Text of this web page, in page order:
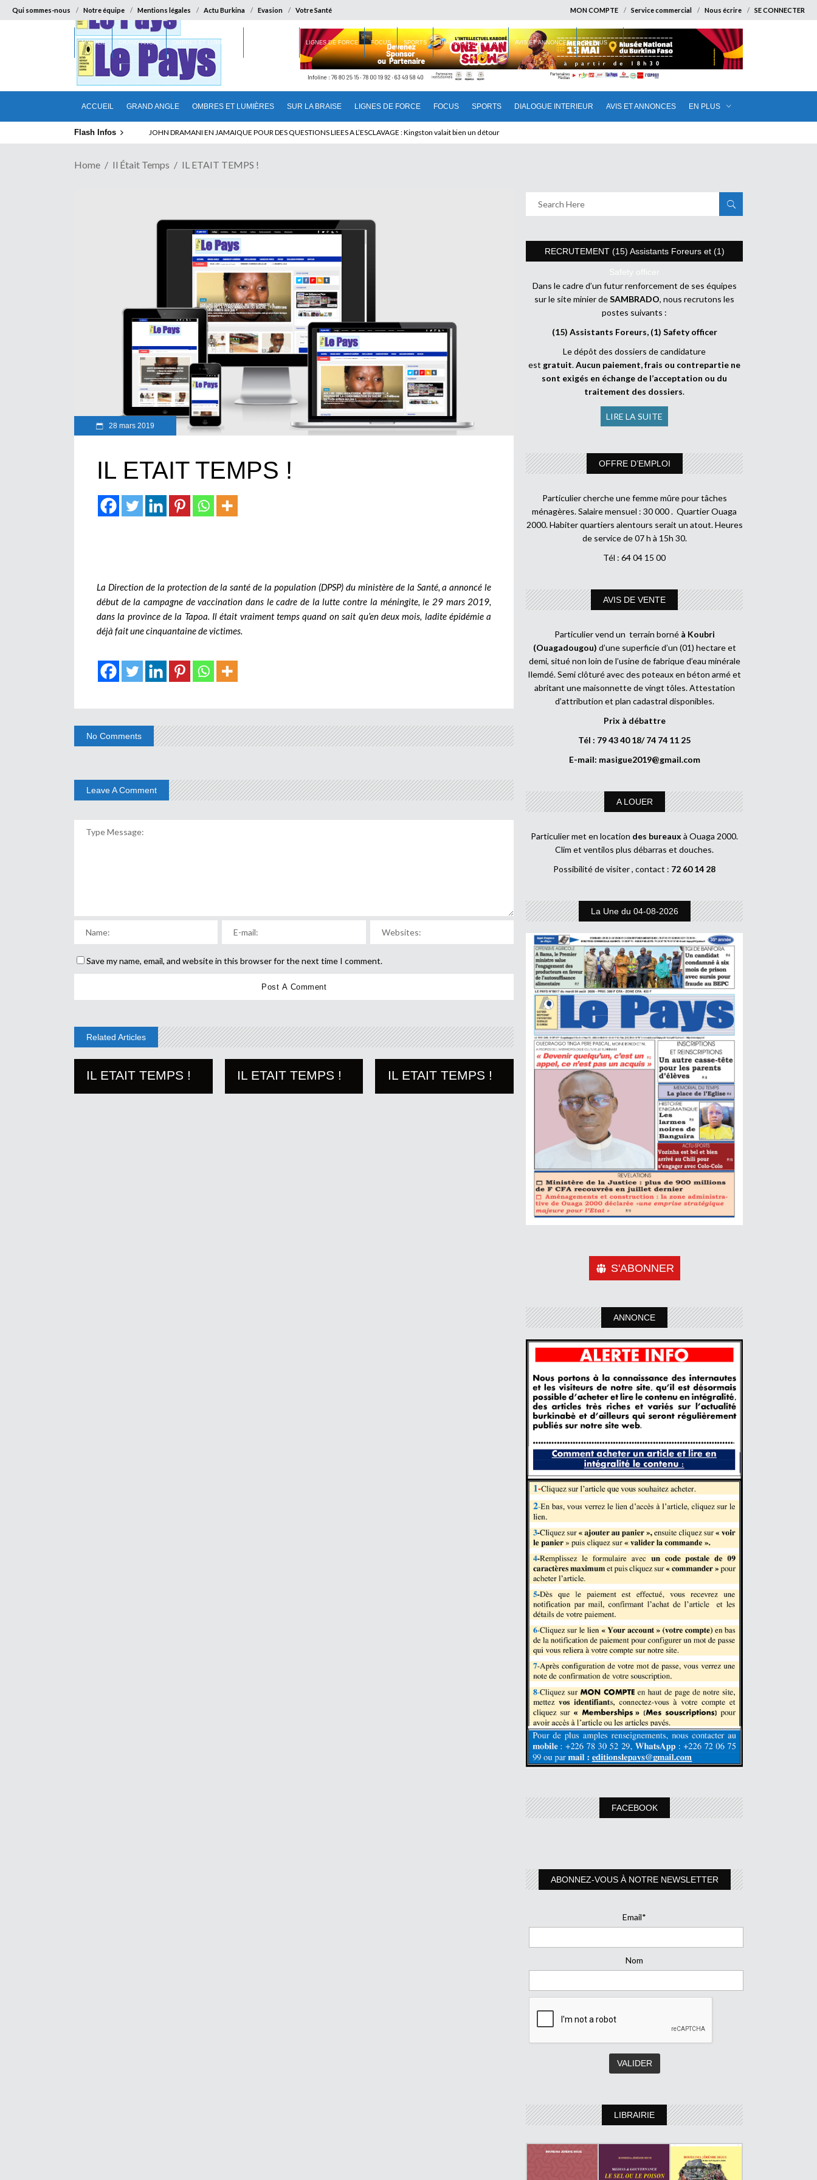
Qui sommes-nous Notre équipe Mentions légales Actu Burkina Evasion Votre Santé MON COMPTE Service commercial Nous écrire SE CONNECTER
ACCUEIL GRAND ANGLE OMBRES ET LUMIÈRES SUR LA BRAISE LIGNES DE FORCE FOCUS SPORTS DIALOGUE INTERIEUR AVIS ET ANNONCES EN PLUS
ACCUEIL GRAND ANGLE OMBRES ET LUMIÈRES LIGNES DE FORCE FOCUS SPORTS DIALOGUE INTERIEUR AVIS ET ANNONCES EN PLUS
Flash Infos ABSENCE PROLONGEE DE PAUL BIYA DU CAMEROUN : Qui pilote le Cameroun ?
Home Il Était Temps IL ETAIT TEMPS !
28 mars 2019
IL ETAIT TEMPS !
La Direction de la protection de la santé de la population (DPSP) du ministère de la Santé, a annoncé le
début de la campagne de vaccination dans le cadre de la lutte contre la méningite, le 29 mars 2019,
dans la province de la Tapoa. Il était vraiment temps quand on sait qu’en deux mois, ladite épidémie a
déjà fait une cinquantaine de victimes.
No Comments
Leave A Comment
Save my name, email, and website in this browser for the next time I comment.
Related Articles
IL ETAIT TEMPS ! IL ETAIT TEMPS ! IL ETAIT TEMPS !
RECRUTEMENT (15) Assistants Foreurs et (1)
Safety officer
Dans le cadre d’un futur renforcement de ses équipes
sur le site minier deSAMBRADO, nous recrutons les
postes suivants :
(15) Assistants Foreurs, (1) Safety officer
Le dépôt des dossiers de candidature
est gratuit.Aucun paiement, frais ou contrepartie ne
sont exigés en échange de l’acceptation ou du
traitement des dossiers.
LIRE LA SUITE
OFFRE D’EMPLOI
Particulier cherche une femme mûre pour tâches
ménagères. Salaire mensuel : 30 000 . Quartier Ouaga
2000. Habiter quartiers alentours serait un atout. Heures
de service de 07 h à 15h 30.
Tél : 64 04 15 00
AVIS DE VENTE
Particulier vend un terrain borné à Koubri
(Ouagadougou) d’une superficie d’un (01) hectare et
demi, situé non loin de l’usine de fabrique d’eau minérale
Ilemdé. Semi clôturé avec des poteaux en béton armé et
abritant une maisonnette de vingt tôles. Attestation
d’attribution et plan cadastral disponibles.
Prix à débattre
Tél : 79 43 40 18/ 74 74 11 25
E-mail: masigue2019@gmail.com
A LOUER
Particulier met en location des bureaux à Ouaga 2000.
Clim et ventilos plus débarras et douches.
Possibilité de visiter , contact : 72 60 14 28
La Une du 04-08-2026
S'ABONNER
ANNONCE
FACEBOOK
ABONNEZ-VOUS À NOTRE NEWSLETTER
Email*
Nom
LIBRAIRIE